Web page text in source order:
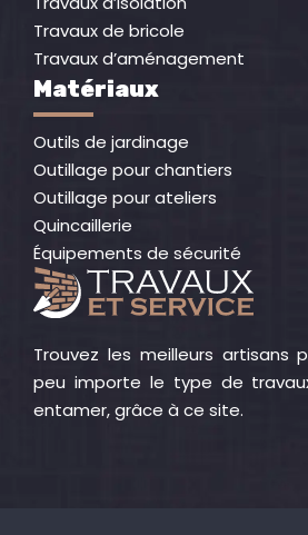
Travaux de bricole
Travaux d’aménagement
Matériaux
Outils de jardinage
Outillage pour chantiers
Outillage pour ateliers
Quincaillerie
Équipements de sécurité
Trouvez les meilleurs artisans
peu importe le type de
entamer, grâce à ce site.